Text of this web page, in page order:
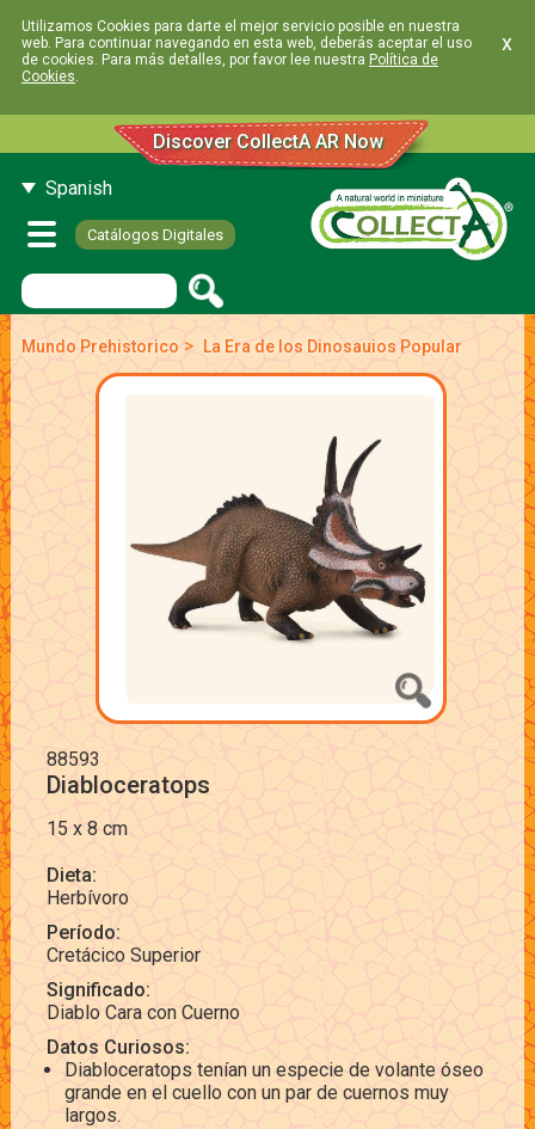
Utilizamos Cookies para darte el mejor servicio posible en nuestra
web. Para continuar navegando en esta web, deberás aceptar el uso
de cookies. Para más detalles, por favor lee nuestra Política de
Cookies.
x
Discover CollectA AR Now
Spanish
Catálogos Digitales
Mundo Prehistorico > La Era de los Dinosauios Popular
88593
Diabloceratops
15 x 8 cm
Dieta:
Herbívoro
Período:
Cretácico Superior
Significado:
Diablo Cara con Cuerno
Datos Curiosos:
Diabloceratops tenían un especie de volante óseo
grande en el cuello con un par de cuernos muy
largos.